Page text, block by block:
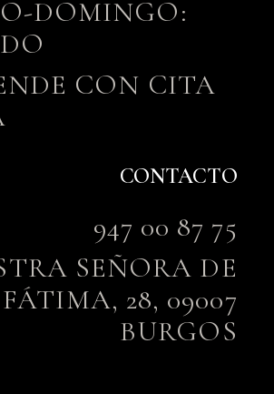
DOMINGO:
CON CITA
CONTACTO
947 00 87 75
SEÑORA DE
FÁTIMA, 28, 09007
BURGOS